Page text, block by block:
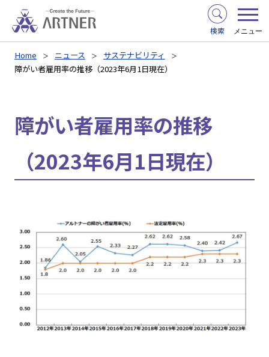
検索 メニュー
Home ニュース
サステナビリティ
障がい者雇用率の推移（2023年6月1日現在）
障がい者雇用率の推移
（2023年6月1日現在）